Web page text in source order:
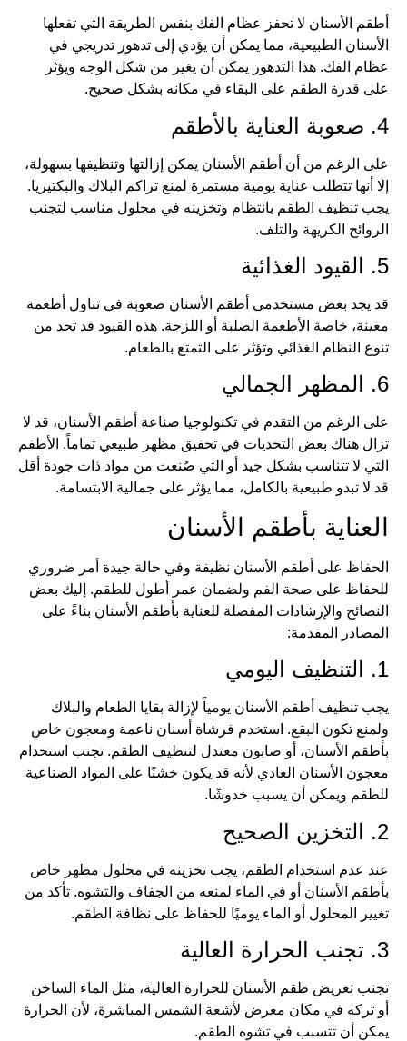
أطقم الأسنان لا تحفز عظام الفك بنفس الطريقة التي تفعلها
الأسنان الطبيعية، مما يمكن أن يؤدي إلى تدهور تدريجي في
عظام الفك. هذا التدهور يمكن أن يغير من شكل الوجه ويؤثر
على قدرة الطقم على البقاء في مكانه بشكل صحيح.
4. صعوبة العناية بالأطقم
على الرغم من أن أطقم الأسنان يمكن إزالتها وتنظيفها بسهولة،
إلا أنها تتطلب عناية يومية مستمرة لمنع تراكم البلاك والبكتيريا.
يجب تنظيف الطقم بانتظام وتخزينه في محلول مناسب لتجنب
الروائح الكريهة والتلف.
5. القيود الغذائية
قد يجد بعض مستخدمي أطقم الأسنان صعوبة في تناول أطعمة
معينة، خاصة الأطعمة الصلبة أو اللزجة. هذه القيود قد تحد من
تنوع النظام الغذائي وتؤثر على التمتع بالطعام.
6. المظهر الجمالي
على الرغم من التقدم في تكنولوجيا صناعة أطقم الأسنان، قد لا
تزال هناك بعض التحديات في تحقيق مظهر طبيعي تماماً. الأطقم
التي لا تتناسب بشكل جيد أو التي صُنعت من مواد ذات جودة أقل
قد لا تبدو طبيعية بالكامل، مما يؤثر على جمالية الابتسامة.
العناية بأطقم الأسنان
الحفاظ على أطقم الأسنان نظيفة وفي حالة جيدة أمر ضروري
للحفاظ على صحة الفم ولضمان عمر أطول للطقم. إليك بعض
النصائح والإرشادات المفصلة للعناية بأطقم الأسنان بناءً على
المصادر المقدمة:
1. التنظيف اليومي
يجب تنظيف أطقم الأسنان يومياً لإزالة بقايا الطعام والبلاك
ولمنع تكون البقع. استخدم فرشاة أسنان ناعمة ومعجون خاص
بأطقم الأسنان، أو صابون معتدل لتنظيف الطقم. تجنب استخدام
معجون الأسنان العادي لأنه قد يكون خشنًا على المواد الصناعية
للطقم ويمكن أن يسبب خدوشًا.
2. التخزين الصحيح
عند عدم استخدام الطقم، يجب تخزينه في محلول مطهر خاص
بأطقم الأسنان أو في الماء لمنعه من الجفاف والتشوه. تأكد من
تغيير المحلول أو الماء يوميًا للحفاظ على نظافة الطقم.
3. تجنب الحرارة العالية
تجنب تعريض طقم الأسنان للحرارة العالية، مثل الماء الساخن
أو تركه في مكان معرض لأشعة الشمس المباشرة، لأن الحرارة
يمكن أن تتسبب في تشوه الطقم.